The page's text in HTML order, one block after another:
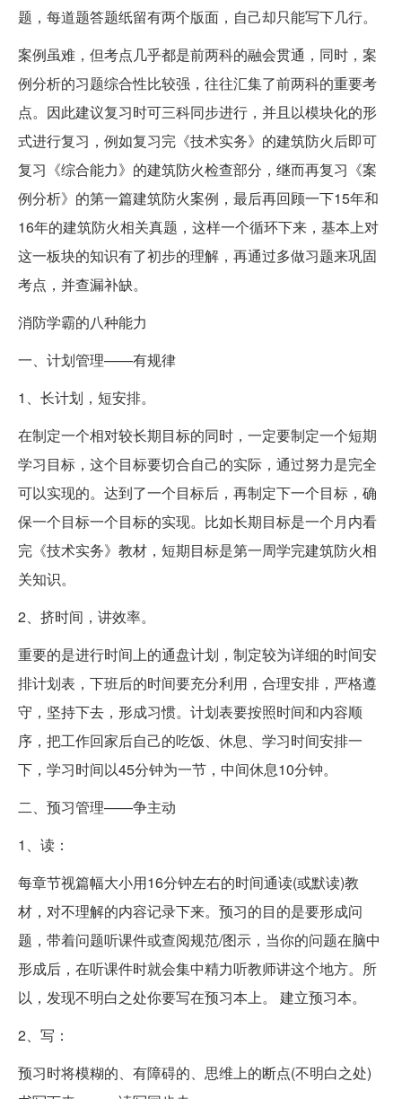
题，每道题答题纸留有两个版面，自己却只能写下几行。
案例虽难，但考点几乎都是前两科的融会贯通，同时，案
例分析的习题综合性比较强，往往汇集了前两科的重要考
点。因此建议复习时可三科同步进行，并且以模块化的形
式进行复习，例如复习完《技术实务》的建筑防火后即可
复习《综合能力》的建筑防火检查部分，继而再复习《案
例分析》的第一篇建筑防火案例，最后再回顾一下15年和
16年的建筑防火相关真题，这样一个循环下来，基本上对
这一板块的知识有了初步的理解，再通过多做习题来巩固
考点，并查漏补缺。
消防学霸的八种能力
一、计划管理——有规律
1、长计划，短安排。
在制定一个相对较长期目标的同时，一定要制定一个短期
学习目标，这个目标要切合自己的实际，通过努力是完全
可以实现的。达到了一个目标后，再制定下一个目标，确
保一个目标一个目标的实现。比如长期目标是一个月内看
完《技术实务》教材，短期目标是第一周学完建筑防火相
关知识。
2、挤时间，讲效率。
重要的是进行时间上的通盘计划，制定较为详细的时间安
排计划表，下班后的时间要充分利用，合理安排，严格遵
守，坚持下去，形成习惯。计划表要按照时间和内容顺
序，把工作回家后自己的吃饭、休息、学习时间安排一
下，学习时间以45分钟为一节，中间休息10分钟。
二、预习管理——争主动
1、读：
每章节视篇幅大小用16分钟左右的时间通读(或默读)教
材，对不理解的内容记录下来。预习的目的是要形成问
题，带着问题听课件或查阅规范/图示，当你的问题在脑中
形成后，在听课件时就会集中精力听教师讲这个地方。所
以，发现不明白之处你要写在预习本上。 建立预习本。
2、写：
预习时将模糊的、有障碍的、思维上的断点(不明白之处)